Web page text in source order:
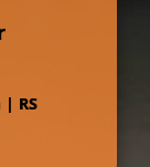
| RS